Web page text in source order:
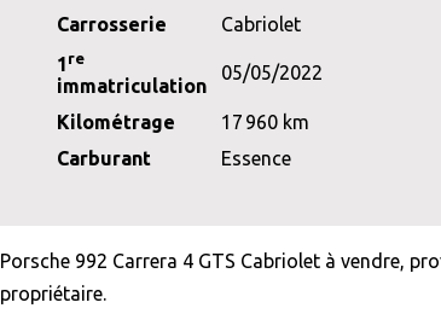
Carrosserie
Cabriolet
1 re
immatriculation
05/05/2022
Kilométrage
17 960 km
Carburant
Essence
Porsche 992 Carrera 4 GTS Cabriolet à vendre,
propriétaire.